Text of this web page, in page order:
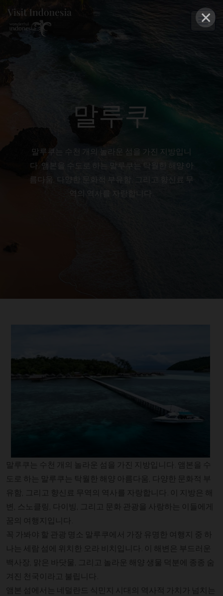
×
말루쿠
말루쿠는 수천 개의 놀라운 섬을 가진 지방입니
다. 앰본을 수도로 하는 말루쿠는 탁월한 해양 아
름다움, 다양한 문화적 부유함, 그리고 향신료 무
역의 역사를 자랑합니다.
말루쿠는 수천 개의 놀라운 섬을 가진 지방입니다. 앰본을 수
도로 하는 말루쿠는 탁월한 해양 아름다움, 다양한 문화적 부
유함, 그리고 향신료 무역의 역사를 자랑합니다. 이 지방은 해
변, 스노클링, 다이빙, 그리고 문화 관광을 사랑하는 이들에게
꿈의 여행지입니다.
꼭 가봐야 할 관광 명소 말루쿠에서 가장 유명한 여행지 중 하
나는 세람 섬에 위치한 오라 비치입니다. 이 해변은 부드러운
백사장, 맑은 바닷물, 그리고 놀라운 해양 생물 덕분에 종종 숨
겨진 천국이라고 불립니다.
앰본 섬에서는 네덜란드 식민지 시대의 역사적 가치가 넘치는